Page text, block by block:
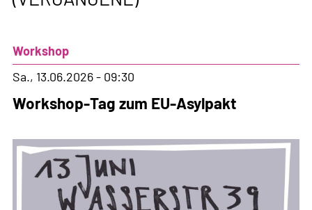
Workshop
Sa., 13.06.2026 - 09:30
Workshop-Tag zum EU-Asylpakt